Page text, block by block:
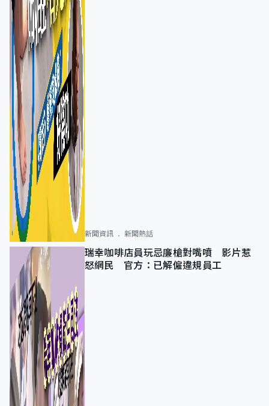
新聞資訊 新聞熱話
瑞幸咖啡店員玩忌廉槍對嘴噴 影片惹
怒網民 官方：已解僱違規員工